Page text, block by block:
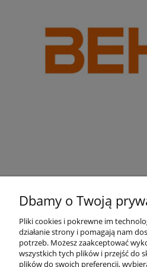
Pomoc
Dbamy o Twoją
Pliki cookies i pokrewne im
działanie strony i pomagają nam
potrzeb. Możesz zaakceptować
wszystkich tych plików i przejść do
plików do swoich preferencji,